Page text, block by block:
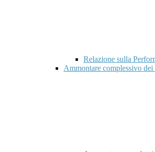
Relazione sulla
Ammontare complessivo dei